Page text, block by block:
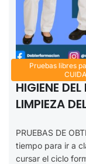
Pruebas libres
HIGIENE
LIMPIEZA
PRUEBAS DE
tiempo para ir a
cursar el ciclo